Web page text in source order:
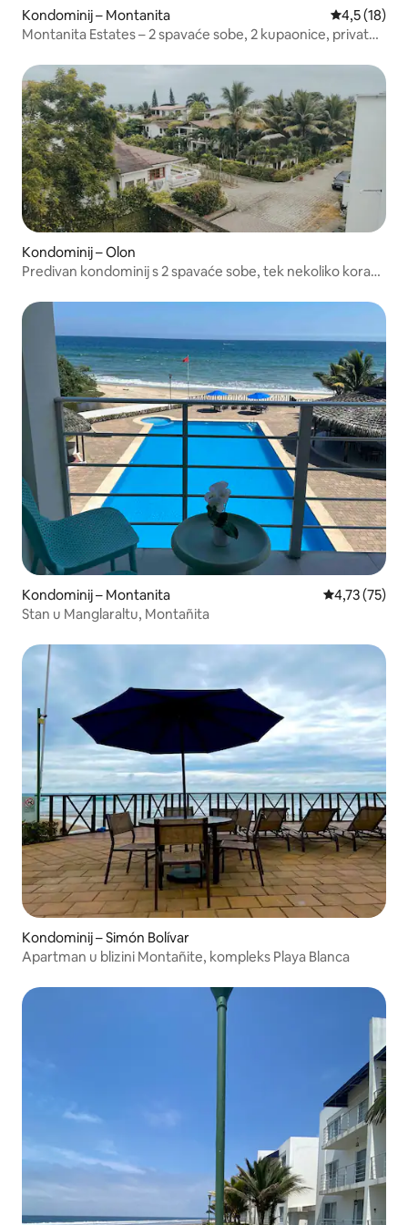
Kondominij – Montanita Prosječna
4,5 (18)
Montanita Estates – 2 spavaće sobe, 2 kupaonice, privatni
Kondominij – Olon
Predivan kondominij s 2 spavaće sobe, tek nekoliko koraka
Kondominij – Montanita Prosječna
4,73 (75)
Stan u Manglaraltu, Montañita
Kondominij – Simón Bolívar
Apartman u blizini Montañite, kompleks Playa Blanca